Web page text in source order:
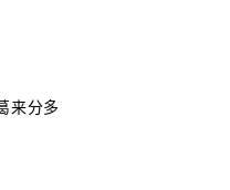
来分多